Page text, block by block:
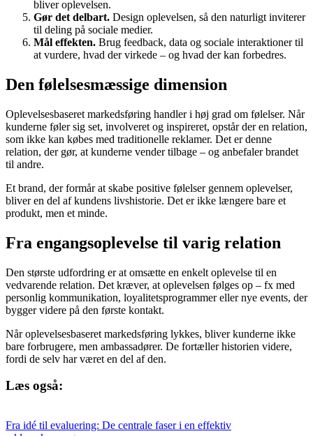
bliver oplevelsen.
Gør det delbart. Design oplevelsen, så den naturligt inviterer
til deling på sociale medier.
Mål effekten. Brug feedback, data og sociale interaktioner til
at vurdere, hvad der virkede – og hvad der kan forbedres.
Den følelsesmæssige dimension
Oplevelsesbaseret markedsføring handler i høj grad om følelser. Når
kunderne føler sig set, involveret og inspireret, opstår der en relation,
som ikke kan købes med traditionelle reklamer. Det er denne
relation, der gør, at kunderne vender tilbage – og anbefaler brandet
til andre.
Et brand, der formår at skabe positive følelser gennem oplevelser,
bliver en del af kundens livshistorie. Det er ikke længere bare et
produkt, men et minde.
Fra engangsoplevelse til varig relation
Den største udfordring er at omsætte en enkelt oplevelse til en
vedvarende relation. Det kræver, at oplevelsen følges op – fx med
personlig kommunikation, loyalitetsprogrammer eller nye events, der
bygger videre på den første kontakt.
Når oplevelsesbaseret markedsføring lykkes, bliver kunderne ikke
bare forbrugere, men ambassadører. De fortæller historien videre,
fordi de selv har været en del af den.
Læs også:
Fra idé til evaluering: De centrale faser i en effektiv